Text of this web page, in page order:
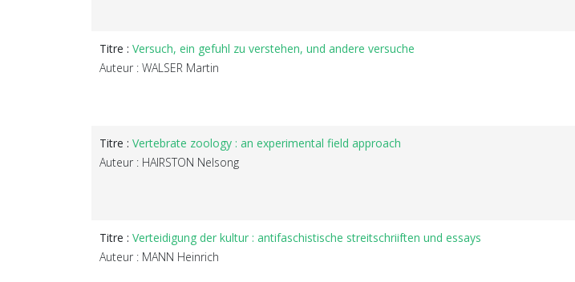
Titre : Versuch, ein gefuhl zu verstehen, und andere versuche
Auteur : WALSER Martin
Titre : Vertebrate zoology : an experimental field approach
Auteur : HAIRSTON Nelsong
Titre : Verteidigung der kultur : antifaschistische streitschriiften und essays
Auteur : MANN Heinrich